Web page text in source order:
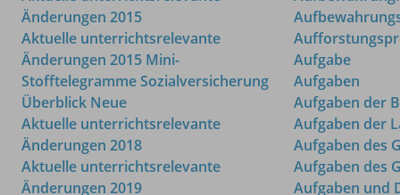
Änderungen 2015
Aktuelle unterrichtsrelevante
Änderungen 2015 Mini-
Stofftelegramme Sozialversicherung
Überblick Neue
Aktuelle unterrichtsrelevante
Änderungen 2018
Aktuelle unterrichtsrelevante
Änderungen 2019
Aufgabe
Aufgaben
Aufgaben der
Aufgaben der
Aufgaben des
Aufgaben des
Aufgaben und